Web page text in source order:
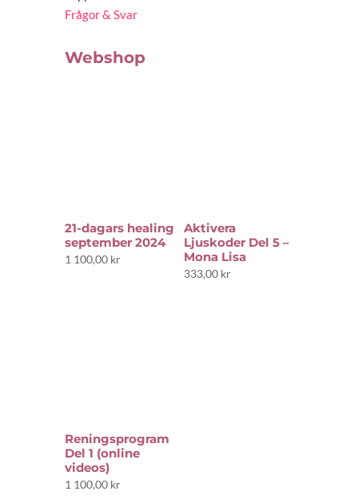
Frågor & Svar
Webshop
21-dagars healing
september 2024
1 100,00 kr
Aktivera
Ljuskoder Del 5 –
Mona Lisa
333,00 kr
Reningsprogram
Del 1 (online
videos)
1 100,00 kr